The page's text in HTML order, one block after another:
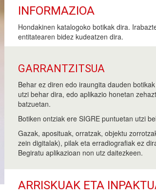
INFORMAZIOA
Hondakinen katalogoko botikak dira.
entitatearen bidez kudeatzen dira.
GARRANTZITSUA
Behar ez diren edo iraungita dauden
utzi behar dira, edo aplikazio honetan
batzuetan.
Botiken ontziak ere SIGRE puntuetan utzi
Gazak, aposituak, orratzak, objektu
zein digitalak), pilak eta erradiografiak ez
Begiratu aplikazioan non utz daitezkeen.
ARRISKUAK ETA